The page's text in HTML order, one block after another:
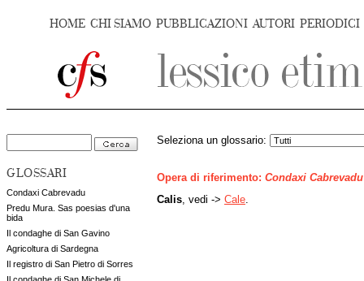
HOME CHI SIAMO PUBBLICAZIONI AUTORI PERIODICI
GLOSSARI
Condaxi Cabrevadu
Predu Mura. Sas poesias d'una
bida
Il condaghe di San Gavino
Agricoltura di Sardegna
Il registro di San Pietro di Sorres
Seleziona un glossario:
Opera di riferimento: Condaxi Cabrevadu
Calis , vedi -> Cale